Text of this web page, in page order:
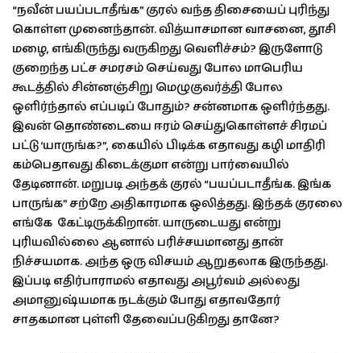
“நவீன் பயப்படாதீங்க” குரல் வந்த திசையைப் புரிந்து
கொள்ள முனைந்தான். வித்யாசமான வாசனை, தூசி
மழை, எங்கிருந்து வருகிறது வெளிச்சம்? இருளோடு
குறைந்த பட்ச சமரசம் செய்வது போல மாபெரிய
கூடத்தில் சின்னஞ்சிறு மெழுகுவர்த்தி போல
ஒளிர்ந்தால் எப்படிப் போதும்? சன்னமாக ஒளிர்ந்தது.
இவன் தொண்டையை ஈரம் செய்துகொள்ளச் சிரமப்
பட்டு ‘யாருங்க?”, கையில் பிடிக்க எதாவது கழி மாதிரி
கம்பெதாவது கிடைக்குமா என்று பார்வையில்
தேடினான். மறுபடி அந்தக் குரல் “பயப்படாதீங்க. இங்க
பாருங்க” சற்றே அதிகாரமாக ஒலித்தது. இந்தக் குரலை
எங்கே கேட்டிருக்கிறான். யாருடையது என்று
புரியவில்லை ஆனால் பரிச்சயமானது தான்
நிச்சயமாக. அந்த ஒரு விசயம் ஆறுதலாக இருந்தது.
இப்படி எதிர்பாராமல் எதாவது அபூர்வம் அல்லது
அமானுஷ்யமாக நடக்கும் போது எதாவதோர்
சாதகமான புள்ளி தேவைப்படுகிறது தானே?